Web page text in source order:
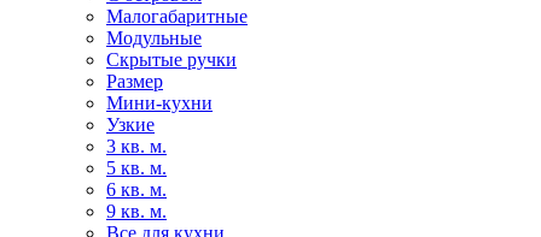
Малогабаритные
Модульные
Скрытые ручки
Размер
Мини-кухни
Узкие
3 кв. м.
5 кв. м.
6 кв. м.
9 кв. м.
Все для кухни